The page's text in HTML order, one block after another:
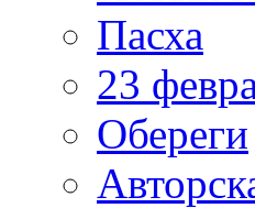
Пасха
23
Обереги